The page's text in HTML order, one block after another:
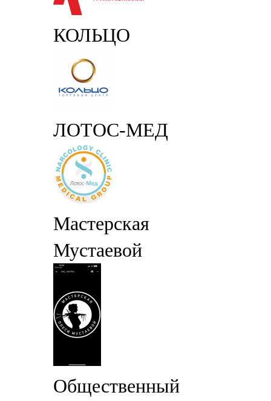
КОЛЬЦО
ЛОТОС-МЕД
Мастерская
Мустаевой
Общественный